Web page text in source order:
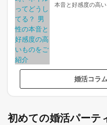
本音と好感度の高
婚活コラ
初めての婚活パーテ